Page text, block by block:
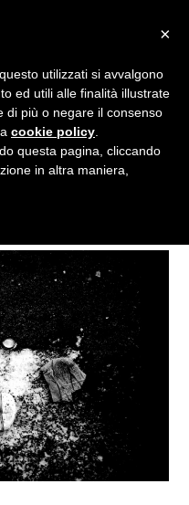
CIBO DI
LA
×
utilizzati si avvalgono
ed utili alle finalità illustrate
di più o negare il consenso
cookie policy
questa pagina, cliccando
in altra maniera,